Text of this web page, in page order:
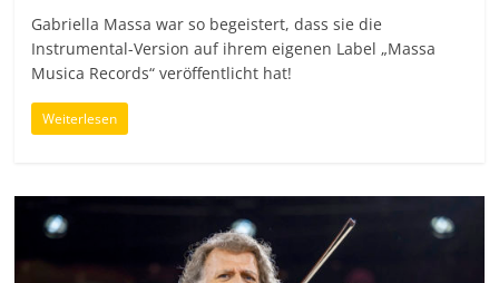
Gabriella Massa war so begeistert, dass sie die
Instrumental-Version auf ihrem eigenen Label „Massa
Musica Records“ veröffentlicht hat!
Weiterlesen